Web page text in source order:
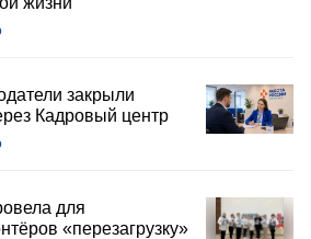
закрыли
Кадровый центр
для
«перезагрузку»